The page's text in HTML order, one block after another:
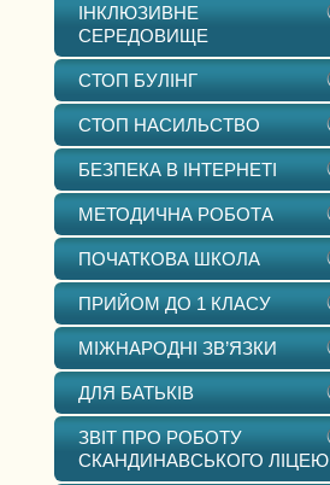
ІНКЛЮЗИВНЕ
СЕРЕДОВИЩЕ
СТОП БУЛІНГ
СТОП НАСИЛЬСТВО
БЕЗПЕКА В ІНТЕРНЕТІ
МЕТОДИЧНА РОБОТА
ПОЧАТКОВА ШКОЛА
ПРИЙОМ ДО 1 КЛАСУ
МІЖНАРОДНІ ЗВ’ЯЗКИ
ДЛЯ БАТЬКІВ
ЗВІТ ПРО РОБОТУ
СКАНДИНАВСЬКОГО ЛІЦЕЮ